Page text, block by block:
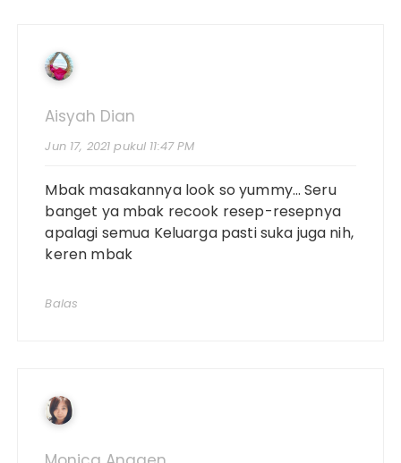
Aisyah Dian
Jun 17, 2021 pukul 11:47 PM
Mbak masakannya look so yummy… Seru
banget ya mbak recook resep-resepnya
apalagi semua Keluarga pasti suka juga nih,
keren mbak
Balas